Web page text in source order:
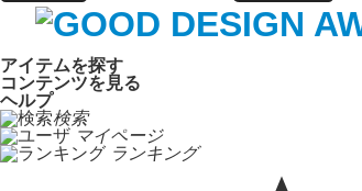
アイテムを探す
コンテンツを見る
ヘルプ
検索
マイページ
ランキング